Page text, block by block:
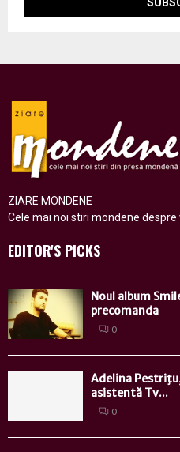
ZIARE MONDENE
Cele mai noi stiri mondene
EDITOR'S PICKS
Noul album
precomanda
0
Adelina
asistentă Tv...
0